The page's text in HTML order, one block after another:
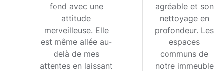
fond avec une
attitude
merveilleuse. Elle
est même allée au-
delà de mes
attentes en laissant
agréable et son
nettoyage en
profondeur. Les
espaces
communs de
notre immeuble